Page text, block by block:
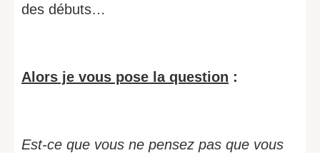
des débuts…
Alors je vous pose la question :
Est-ce que vous ne pensez pas que vous